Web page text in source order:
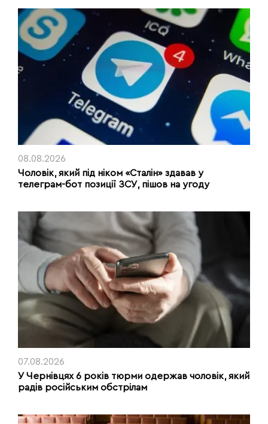
08.08.2026
Чоловік, який під ніком «Сталін» здавав у
телеграм-бот позиції ЗСУ, пішов на угоду
07.08.2026
У Чернівцях 6 років тюрми одержав чоловік, який
радів російським обстрілам